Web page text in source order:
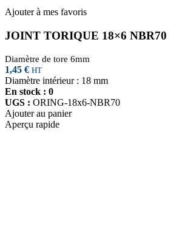
Ajouter à mes favoris
JOINT TORIQUE 18×6 NBR70
Diamètre de tore 6mm
1,45 € HT
Diamètre intérieur : 18 mm
En stock : 0
UGS : ORING-18x6-NBR70
Ajouter au panier
Aperçu rapide